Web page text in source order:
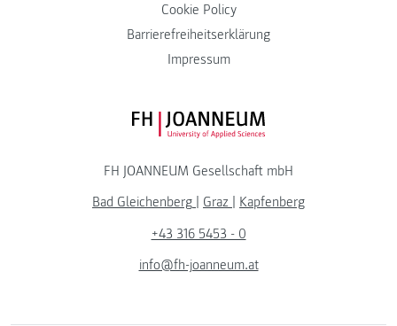
Cookie Policy
Barrierefreiheitserklärung
Impressum
FH JOANNEUM Logo
FH JOANNEUM Gesellschaft mbH
Bad Gleichenberg
Graz
Kapfenberg
+43 316 5453 - 0
info@fh-joanneum.at